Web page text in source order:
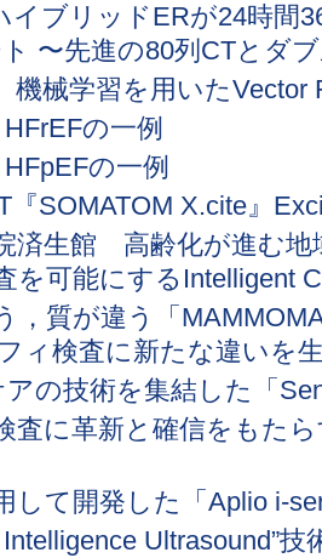
イブリッドERが24時間
〜先進の80列CTとダ
械学習を用いたVector
の一例
の一例
『SOMATOM X.cite』
済生館 高齢化が進む地
を可能にするIntelligent
，質が違う「
ィ検査に新たな違いを
の技術を集結した「
査に革新と確信をもた
して開発した「Aplio i-
Intelligence Ultrasound”